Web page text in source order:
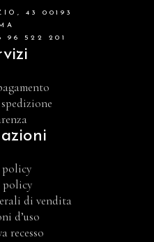
43 00193
96 522 201
policy
di vendita
d’uso
recesso